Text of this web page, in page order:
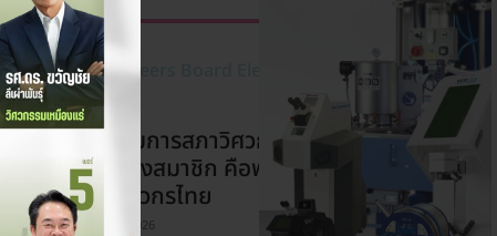
รเลือกตั้งกรรมการสภาวิศวกร (สมัย
ที่ 9) : ทุกสิทธิ์ของสมาชิก คือพลังขับ
เคลื่อนอนาคตวิศวกรไทย
ยช่างมาแชร์ - 7 สิงหาคม 2026